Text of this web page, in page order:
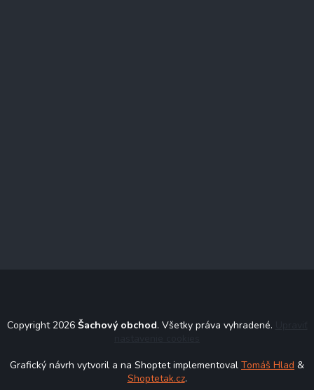
Copyright 2026 Šachový obchod. Všetky práva vyhradené.
Grafický návrh vytvoril a na Shoptet implementoval Tomáš Hlad &
Shoptetak.cz.